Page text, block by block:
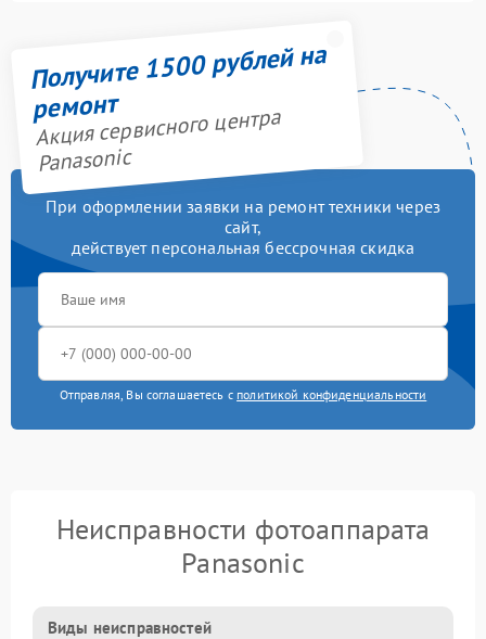
Получите 1500 рублей на
ремонт
Акция сервисного центра
Panasonic
При оформлении заявки на ремонт техники через
сайт,
действует персональная бессрочная скидка
Отправляя, Вы соглашаетесь с политикой конфиденциальности
Неисправности фотоаппарата
Panasonic
Виды неисправностей